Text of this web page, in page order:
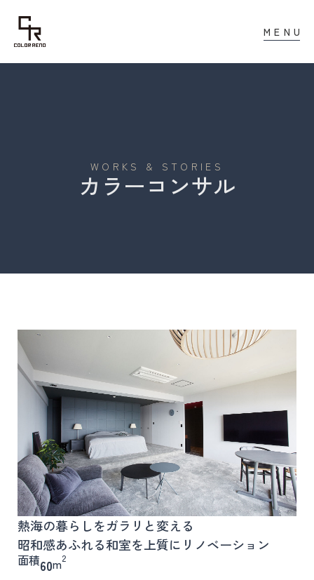
MENU
WORKS & STORIES
カラーコンサル
熱海の暮らしをガラリと変える
昭和感あふれる和室を上質にリノベーション
面積60m2